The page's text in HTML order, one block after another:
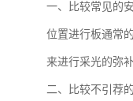
一、比较常见的
位置进行板通常
来进行采光的弥补
二、比较不引荐